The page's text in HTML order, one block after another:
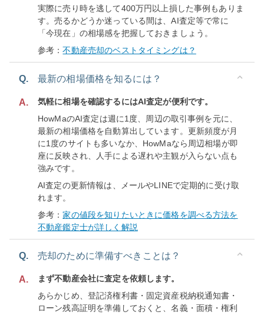
実際に売り時を逃して400万円以上損した事例もありま
す。売るかどうか迷っている間は、AI査定等で常に
「今現在」の相場感を把握しておきましょう。
参考：不動産売却のベストタイミングは？
Q. 最新の相場価格を知るには？
A.
気軽に相場を確認するにはAI査定が便利です。
HowMaのAI査定は週に1度、周辺の取引事例を元に、
最新の相場価格を自動算出しています。更新頻度が月
に1度のサイトも多いなか、HowMaなら周辺相場が即
座に反映され、人手による遅れや主観が入らない点も
強みです。
AI査定の更新情報は、メールやLINEで定期的に受け取
れます。
参考：家の値段を知りたいときに価格を調べる方法を
不動産鑑定士が詳しく解説
Q. 売却のために準備すべきことは？
A.
まず不動産会社に査定を依頼します。
あらかじめ、登記済権利書・固定資産税納税通知書・
ローン残高証明を準備しておくと、名義・面積・権利